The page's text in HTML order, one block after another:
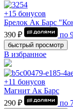
+15 бонусов
Брелок Ак Барс
390 ₽
по
быстрый просмотр
В избранное
+11 бонусов
Магнит Ак Барс
290 ₽
по